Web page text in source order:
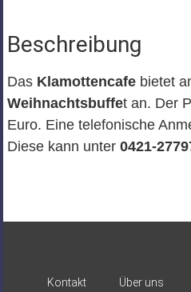
Beschreibung
Das Klamottencafebietet
Weihnachtsbuffet an. Der
Euro. Eine telefonische
Diese kann unter 0421-
Kontakt Über uns